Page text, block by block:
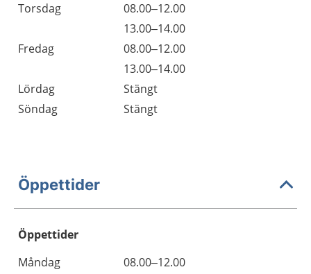
Torsdag
08.00–12.00
13.00–14.00
Fredag
08.00–12.00
13.00–14.00
Lördag
Stängt
Söndag
Stängt
Öppettider
Öppettider
Dag
Öppettider
Kommentarer
Måndag
08.00–12.00